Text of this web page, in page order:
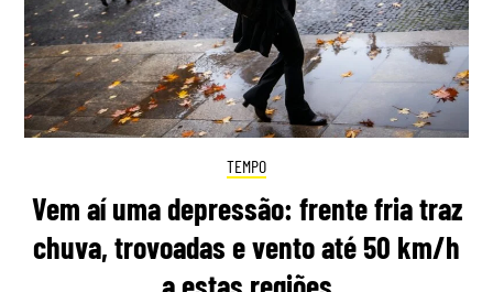
TEMPO
Vem aí uma depressão: frente fria traz
chuva, trovoadas e vento até 50 km/h